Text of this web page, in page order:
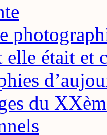
elle était et
du